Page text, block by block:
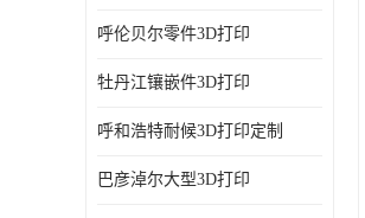
呼伦贝尔零件3D打印
牡丹江镶嵌件3D打印
呼和浩特耐候3D打印定制
巴彦淖尔大型3D打印